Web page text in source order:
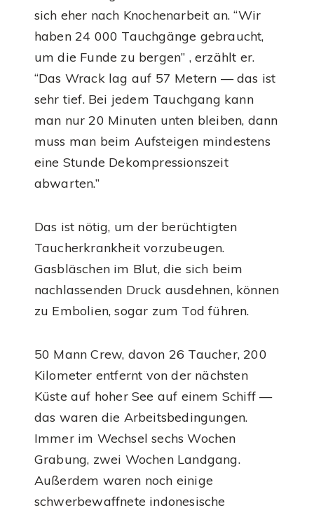
sich eher nach Knochenarbeit an. “Wir
haben 24 000 Tauchgänge gebraucht,
um die Funde zu bergen” , erzählt er.
“Das Wrack lag auf 57 Metern — das ist
sehr tief. Bei jedem Tauchgang kann
man nur 20 Minuten unten bleiben, dann
muss man beim Aufsteigen mindestens
eine Stunde Dekompressionszeit
abwarten.”
Das ist nötig, um der berüchtigten
Taucherkrankheit vorzubeugen.
Gasbläschen im Blut, die sich beim
nachlassenden Druck ausdehnen, können
zu Embolien, sogar zum Tod führen.
50 Mann Crew, davon 26 Taucher, 200
Kilometer entfernt von der nächsten
Küste auf hoher See auf einem Schiff —
das waren die Arbeitsbedingungen.
Immer im Wechsel sechs Wochen
Grabung, zwei Wochen Landgang.
Außerdem waren noch einige
schwerbewaffnete indonesische